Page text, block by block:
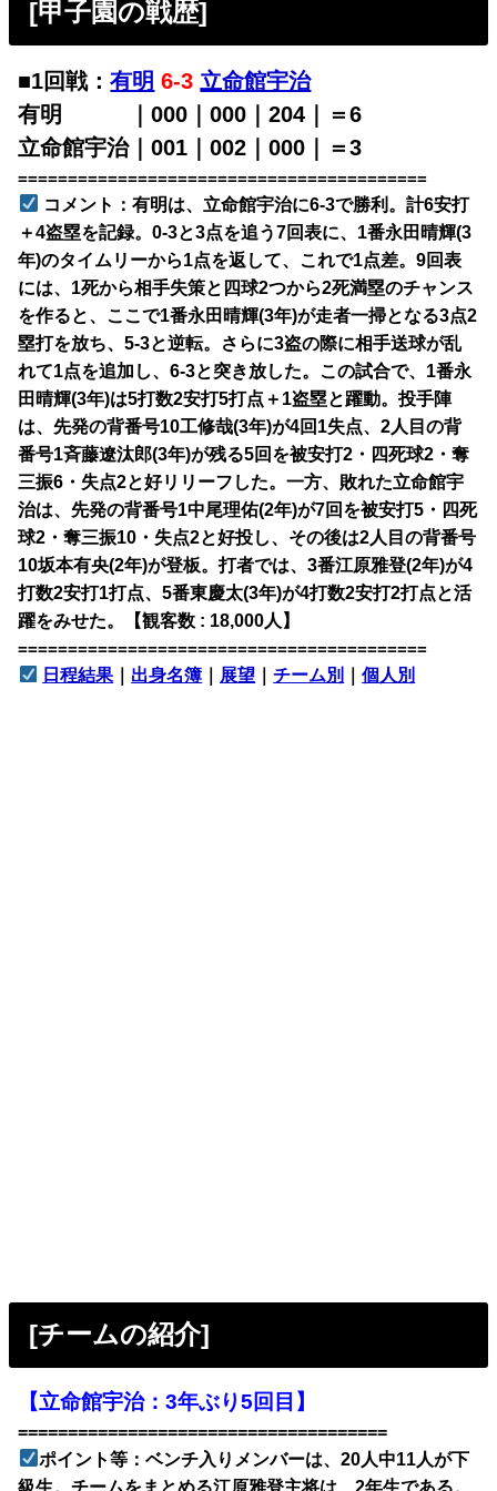
[甲子園の戦歴]
■1回戦：有明 6-3 立命館宇治
有明 ｜000｜000｜204｜＝6
立命館宇治｜001｜002｜000｜＝3
=========================================
コメント：有明は、立命館宇治に6-3で勝利。計6安打
＋4盗塁を記録。0-3と3点を追う7回表に、1番永田晴輝(3
年)のタイムリーから1点を返して、これで1点差。9回表
には、1死から相手失策と四球2つから2死満塁のチャンス
を作ると、ここで1番永田晴輝(3年)が走者一掃となる3点2
塁打を放ち、5-3と逆転。さらに3盗の際に相手送球が乱
れて1点を追加し、6-3と突き放した。この試合で、1番永
田晴輝(3年)は5打数2安打5打点＋1盗塁と躍動。投手陣
は、先発の背番号10工修哉(3年)が4回1失点、2人目の背
番号1斉藤遼汰郎(3年)が残る5回を被安打2・四死球2・奪
三振6・失点2と好リリーフした。一方、敗れた立命館宇
治は、先発の背番号1中尾理佑(2年)が7回を被安打5・四死
球2・奪三振10・失点2と好投し、その後は2人目の背番号
10坂本有央(2年)が登板。打者では、3番江原雅登(2年)が4
打数2安打1打点、5番東慶太(3年)が4打数2安打2打点と活
躍をみせた。【観客数 : 18,000人】
=========================================
日程結果 出身名簿 展望 ｜チーム別 ｜個人別
[チームの紹介]
【立命館宇治：3年ぶり5回目】
=====================================
ポイント等：ベンチ入りメンバーは、20人中11人が下
級生。チームをまとめる江原雅登主将は、2年生である。